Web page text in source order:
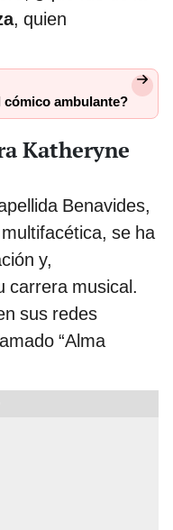
, quien
cómico ambulante?
Katheryne
Benavides,
se ha
y,
carrera musical.
sus redes
“Alma